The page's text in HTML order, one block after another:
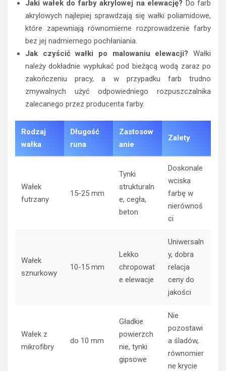
Jaki wałek do farby akrylowej na elewację? Do farb
akrylowych najlepiej sprawdzają się wałki poliamidowe,
które zapewniają równomierne rozprowadzenie farby
bez jej nadmiernego pochłaniania.
Jak czyścić wałki po malowaniu elewacji? Wałki
należy dokładnie wypłukać pod bieżącą wodą zaraz po
zakończeniu pracy, a w przypadku farb trudno
zmywalnych użyć odpowiedniego rozpuszczalnika
zalecanego przez producenta farby.
Rodzaj
wałka
Długość
runa
Zastosow
anie
Zalety
Wałek
futrzany
15-25 mm
Tynki
strukturaln
e, cegła,
beton
Doskonale
wciska
farbę w
nierównoś
ci
Wałek
sznurkowy
10-15 mm
Lekko
chropowat
e elewacje
Uniwersaln
y, dobra
relacja
ceny do
jakości
Wałek z
mikrofibry
do 10 mm
Gładkie
powierzch
nie, tynki
gipsowe
Nie
pozostawi
a śladów,
równomier
ne krycie